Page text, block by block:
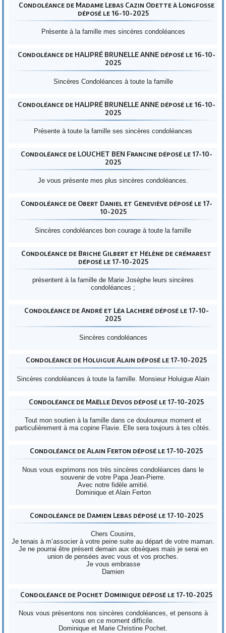
Condoléance de Madame Lebas Cazin Odette à Longfosse
déposé le 16-10-2025
Présente à la famille mes sincères condoléances
Condoléance de HALIPRÉ BRUNELLE ANNE déposé le 16-10-
2025
Sincères Condoléances à toute la famille
Condoléance de HALIPRÉ BRUNELLE ANNE déposé le 16-10-
2025
Présente à toute la famille ses sincères condoléances
Condoléance de LOUCHET BEN Francine déposé le 17-10-
2025
Je vous présente mes plus sincères condoléances.
Condoléance de Obert Daniel et Geneviève déposé le 17-
10-2025
Sincères condoléances bon courage à toute la famille
Condoléance de Briche Gilbert et Hélène de crémarest
déposé le 17-10-2025
présentent à la famille de Marie Josèphe leurs sincères
condoléances ;
Condoléance de André et Léa Lacheré déposé le 17-10-
2025
Sincères condoléances
Condoléance de Holuigue Alain déposé le 17-10-2025
Sincères condoléances à toute la famille. Monsieur Holuigue Alain
Condoléance de Maëlle Devos déposé le 17-10-2025
Tout mon soutien à la famille dans ce douloureux moment et
particulièrement à ma copine Flavie. Elle sera toujours à tes côtés.
Condoléance de Alain Ferton déposé le 17-10-2025
Nous vous exprimons nos très sincères condoléances dans le
souvenir de votre Papa Jean-Pierre.
Avec notre fidèle amitié.
Dominique et Alain Ferton
Condoléance de Damien Lebas déposé le 17-10-2025
Chers Cousins,
Je tenais à m’associer à votre peine suite au départ de votre maman.
Je ne pourrai être présent demain aux obsèques mais je serai en
union de pensées avec vous et vos proches.
Je vous embrasse
Damien
Condoléance de Pochet Dominique déposé le 17-10-2025
Nous vous présentons nos sincères condoléances, et pensons à
vous en ce moment difficile.
Dominique et Marie Christine Pochet.